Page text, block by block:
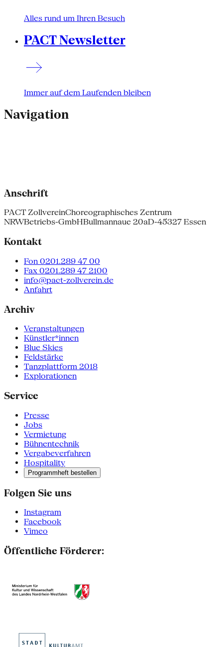
Alles rund um Ihren Besuch
PACT Newsletter
Immer auf dem Laufenden bleiben
Navigation
Anschrift
PACT ZollvereinChoreographisches Zentrum
NRWBetriebs-GmbHBullmannaue 20aD-45327 Essen
Kontakt
Fon 0201.289 47 00
Fax 0201.289 47 2100
info@pact-zollverein.de
Anfahrt
Archiv
Veranstaltungen
Künstler*innen
Blue Skies
Feldstärke
Tanzplattform 2018
Explorationen
Service
Presse
Jobs
Vermietung
Bühnentechnik
Vergabeverfahren
Hospitality
Programmheft bestellen
Folgen Sie uns
Instagram
Facebook
Vimeo
Öffentliche Förderer: